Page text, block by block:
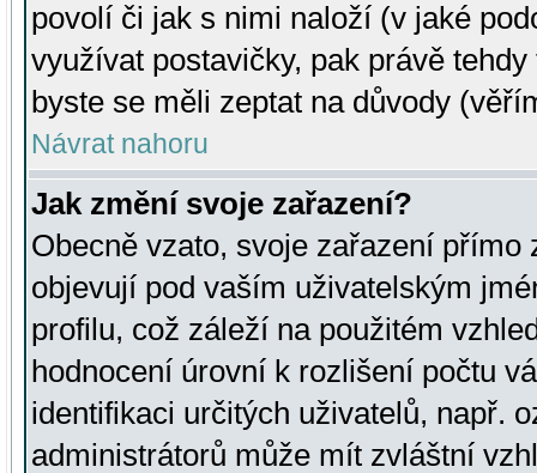
povolí či jak s nimi naloží (v jaké
využívat postavičky, pak právě
byste se měli zeptat na důvody
Návrat nahoru
Jak změní svoje zařazení?
Obecně vzato, svoje zařazení přímo
objevují pod vaším uživatelským
profilu, což záleží na použitém
hodnocení úrovní k rozlišení počtu
identifikaci určitých uživatelů, např.
administrátorů může mít zvláštní